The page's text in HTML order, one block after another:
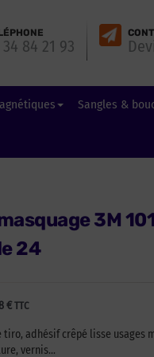
34 84 21 93
Sangles &
3M
24
€ TTC
tiro, adhésif crêpé lisse
vernis…